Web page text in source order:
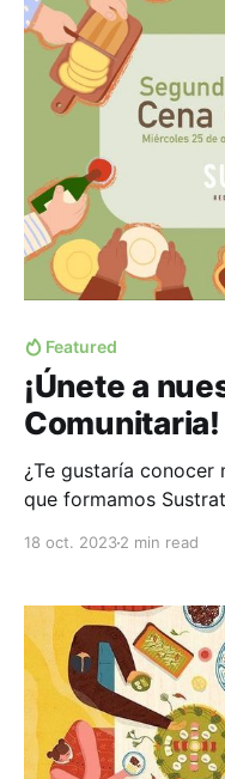
Featured
¡Únete a
Comunitaria!
¿Te gustaría conocer
que formamos
invitado más importante eres tú!
Cena-picnic de
18 oct. 20232 min read